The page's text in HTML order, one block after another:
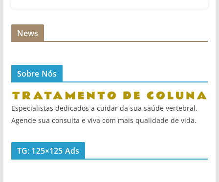
News
Sobre Nós
Especialistas dedicados a cuidar da sua saúde vertebral.
Agende sua consulta e viva com mais qualidade de vida.
TG: 125×125 Ads